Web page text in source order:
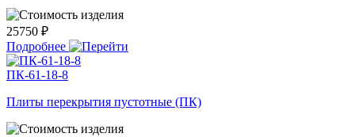
25750 ₽
Подробнее
ПК-61-18-8
Плиты перекрытия пустотные (ПК)